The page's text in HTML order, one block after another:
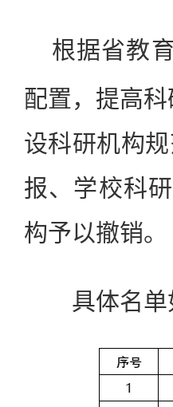
根据省教
配置，提高
设科研机构
报、学校科
构予以撤销。
具体名单